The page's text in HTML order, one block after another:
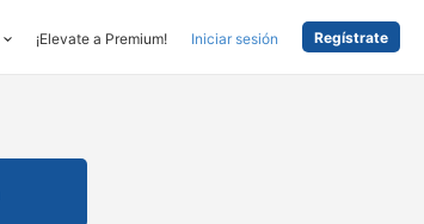
¡Elevate a Premium! Iniciar sesión Regístrate